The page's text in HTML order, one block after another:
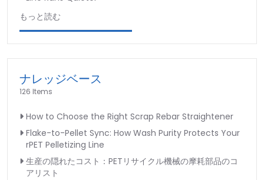
もっと読む
ナレッジベース
126 Items
How to Choose the Right Scrap Rebar Straightener
Flake-to-Pellet Sync: How Wash Purity Protects Your
rPET Pelletizing Line
生産の隠れたコスト：PETリサイクル機械の摩耗部品のコ
アリスト